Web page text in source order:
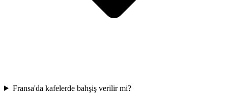
Fransa'da kafelerde bahşiş verilir mi?